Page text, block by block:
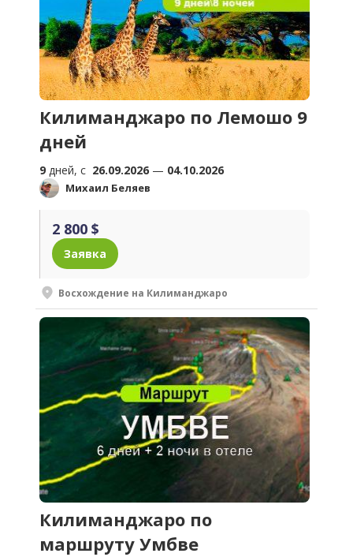
Килиманджаро по Лемошо 9
дней
9 дней, c 26.09.2026 — 04.10.2026
Михаил Беляев
2 800 $
Заявка
Восхождение на Килиманджаро
Килиманджаро по
маршруту Умбве